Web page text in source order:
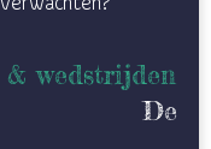
wedstrijden
De